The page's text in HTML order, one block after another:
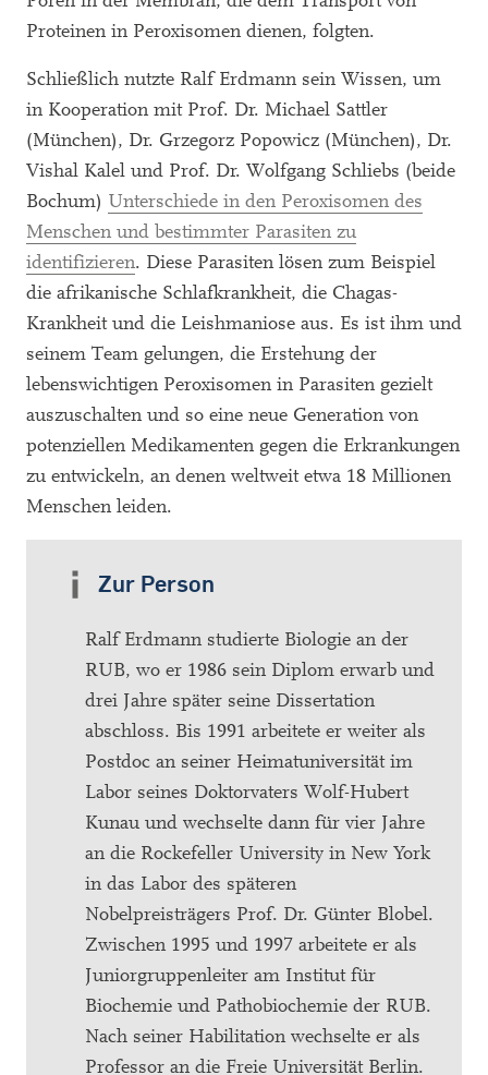
Proteinen in Peroxisomen dienen, folgten.
Schließlich nutzte Ralf Erdmann sein Wissen, um
in Kooperation mit Prof. Dr. Michael Sattler
(München), Dr. Grzegorz Popowicz (München), Dr.
Vishal Kalel und Prof. Dr. Wolfgang Schliebs (beide
Bochum) Unterschiede in den Peroxisomen des
Menschen und bestimmter Parasiten zu
identifizieren. Diese Parasiten lösen zum Beispiel
die afrikanische Schlafkrankheit, die Chagas-
Krankheit und die Leishmaniose aus. Es ist ihm und
seinem Team gelungen, die Erstehung der
lebenswichtigen Peroxisomen in Parasiten gezielt
auszuschalten und so eine neue Generation von
potenziellen Medikamenten gegen die Erkrankungen
zu entwickeln, an denen weltweit etwa 18 Millionen
Menschen leiden.
Zur Person
Ralf Erdmann studierte Biologie an der
RUB, wo er 1986 sein Diplom erwarb und
drei Jahre später seine Dissertation
abschloss. Bis 1991 arbeitete er weiter als
Postdoc an seiner Heimatuniversität im
Labor seines Doktorvaters Wolf-Hubert
Kunau und wechselte dann für vier Jahre
an die Rockefeller University in New York
in das Labor des späteren
Nobelpreisträgers Prof. Dr. Günter Blobel.
Zwischen 1995 und 1997 arbeitete er als
Juniorgruppenleiter am Institut für
Biochemie und Pathobiochemie der RUB.
Nach seiner Habilitation wechselte er als
Professor an die Freie Universität Berlin.